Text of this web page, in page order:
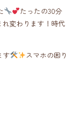
たったの30分
変わります！時代
す
スマホの困り